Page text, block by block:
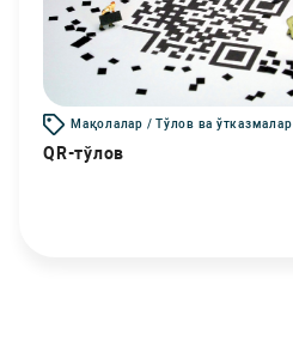
Мақолалар / Тўлов ва ўтказмалар
QR-тўлов